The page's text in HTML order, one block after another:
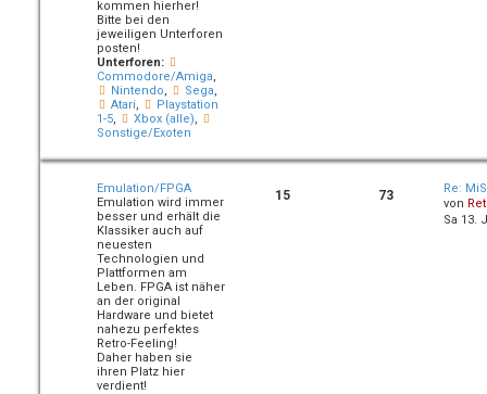
kommen hierher!
Bitte bei den
jeweiligen Unterforen
posten!
Unterforen:
Commodore/Amiga,
Nintendo, Sega,
Atari,
Playstation
1-5, Xbox (alle),
Sonstige/Exoten
Emulation/FPGA
Emulation wird immer
besser und erhält die
Klassiker auch auf
neuesten
Technologien und
Plattformen am
Leben. FPGA ist näher
an der original
Hardware und bietet
nahezu perfektes
Retro-Feeling!
Daher haben sie
ihren Platz hier
verdient!
15 73
Re:
von
Sa 13.